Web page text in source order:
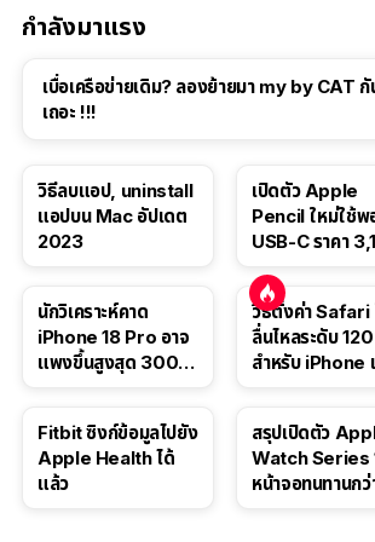
กำลังมาแรง
เบื่อเครือข่ายเดิม? ลองย้ายมา my by CAT กั
เถอะ !!!
วิธีลบแอป, uninstall
แอปบน Mac อัปเดต
2023
เปิดตัว Apple
Pencil ใหม่ใช้พ
USB-C ราคา
นี้
นักวิเคราะห์คาด
iPhone 18 Pro อาจ
แพงขึ้นสูงสุด 300
วิธีตั้งค่า Safari
ลื่นไหลระดับ
สำหรับ iPhone
Fitbit ซิงก์ข้อมูลไปยัง
Apple Health ได้
แล้ว
สรุปเปิดตัว
Watch Series
หน้าจอทนทานกว่